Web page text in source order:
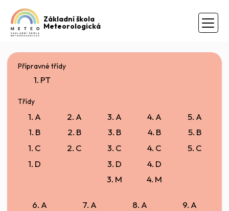
Základní škola
Meteorologická
Přípravné třídy
1. PT
Třídy
1. A
1. B
1. C
1. D
2. A
2. B
2. C
3. A
3. B
3. C
3. D
3. M
4. A
4. B
4. C
4. D
4. M
5. A
5. B
5. C
6. A
7. A
8. A
9. A